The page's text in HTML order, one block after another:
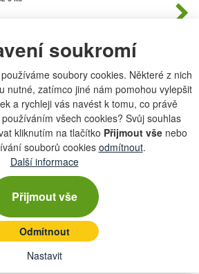
soukromí
soubory cookies. Některé z nich
nutné, zatímco jiné nám pomohou vylepšit
a rychleji vás navést k tomu, co právě
všech cookies? Svůj souhlas
kliknutím na tlačítko Přijmout vše nebo
souborů cookies odmítnout.
Další informace
Přijmout vše
Odmítnout
Nastavit
Kč
36x46x7,3x8 hydraulická
Kč
Počet
kusů
60x70x11,8 hydraulická
Kč
kusů